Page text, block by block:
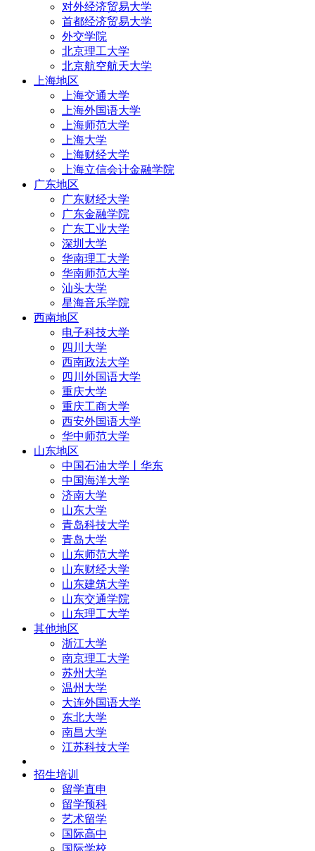
对外经济贸易大学
首都经济贸易大学
外交学院
北京理工大学
北京航空航天大学
上海地区
上海交通大学
上海外国语大学
上海师范大学
上海大学
上海财经大学
上海立信会计金融学院
广东地区
广东财经大学
广东金融学院
广东工业大学
深圳大学
华南理工大学
华南师范大学
汕头大学
星海音乐学院
西南地区
电子科技大学
四川大学
西南政法大学
四川外国语大学
重庆大学
重庆工商大学
西安外国语大学
华中师范大学
山东地区
中国石油大学丨华东
中国海洋大学
济南大学
山东大学
青岛科技大学
青岛大学
山东师范大学
山东财经大学
山东建筑大学
山东交通学院
山东理工大学
其他地区
浙江大学
南京理工大学
苏州大学
温州大学
大连外国语大学
东北大学
南昌大学
江苏科技大学
招生培训
留学直申
留学预科
艺术留学
国际高中